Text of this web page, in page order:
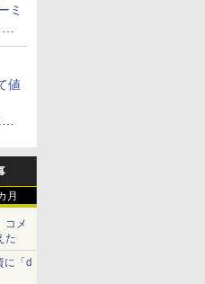
ミ
値
の
月
コメ
た
に「d